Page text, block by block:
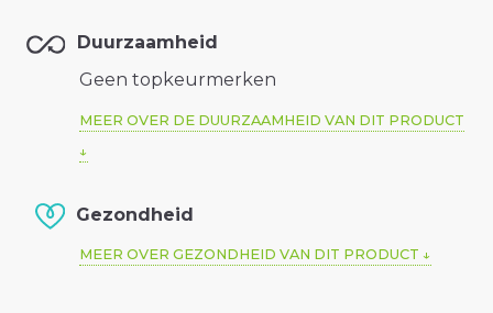
Duurzaamheid
Geen topkeurmerken
MEER OVER DE DUURZAAMHEID VAN DIT PRODUCT
Gezondheid
MEER OVER GEZONDHEID VAN DIT PRODUCT